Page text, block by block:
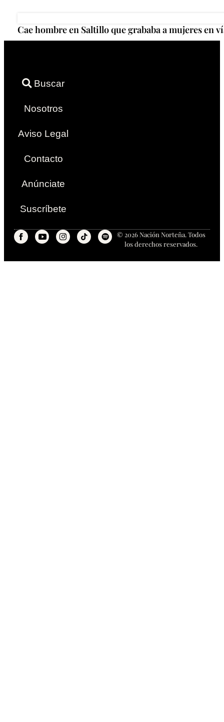
Cae hombre en Saltillo que grababa a mujeres en
Buscar
Nosotros
Aviso Legal
Contacto
Anúnciate
Suscríbete
© 2026 Nación Norteña. Todos
los derechos reservados.